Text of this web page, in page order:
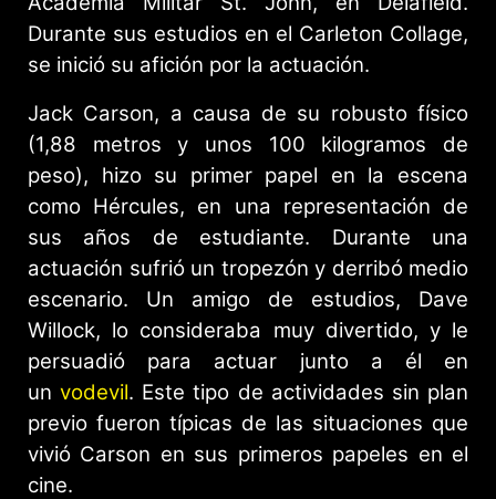
Durante sus estudios en el Carleton Collage,
se inició su afición por la actuación.
Jack Carson, a causa de su robusto físico
(1,88 metros y unos 100 kilogramos de
peso), hizo su primer papel en la escena
como Hércules, en una representación de
sus años de estudiante. Durante una
actuación sufrió un tropezón y derribó medio
escenario. Un amigo de estudios, Dave
Willock, lo consideraba muy divertido, y le
persuadió para actuar junto a él en
unvodevil. Este tipo de actividades sin plan
previo fueron típicas de las situaciones que
vivió Carson en sus primeros papeles en el
cine.